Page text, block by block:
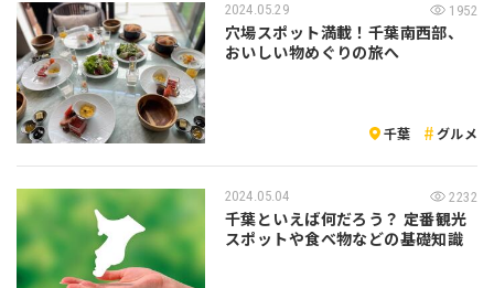
2024.05.29 1952
穴場スポット満載！千葉南西部、
おいしい物めぐりの旅へ
千葉 グルメ
2024.05.04 2232
千葉といえば何だろう？ 定番観光
スポットや食べ物などの基礎知識